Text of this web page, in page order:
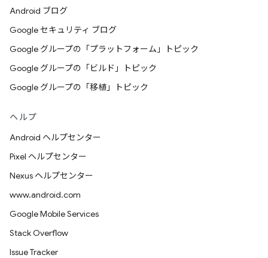
Android ブログ
Google セキュリティ ブログ
Google グループの「プラットフォーム」トピック
Google グループの「ビルド」トピック
Google グループの「移植」トピック
ヘルプ
Android ヘルプセンター
Pixel ヘルプセンター
Nexus ヘルプセンター
www.android.com
Google Mobile Services
Stack Overflow
Issue Tracker